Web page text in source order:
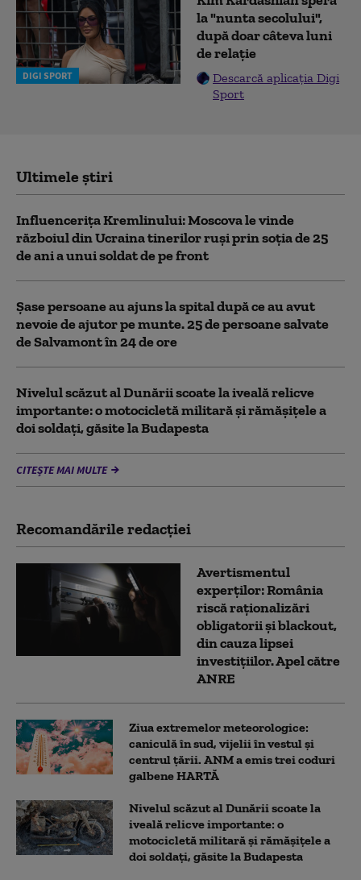
DIGI SPORT
la "nunta secolului",
după doar câteva luni
de relație
Descarcă aplicația Digi
Sport
Ultimele știri
Influencerița Kremlinului: Moscova le vinde
războiul din Ucraina tinerilor ruși prin soția de 25
de ani a unui soldat de pe front
Șase persoane au ajuns la spital după ce au avut
nevoie de ajutor pe munte. 25 de persoane salvate
de Salvamont în 24 de ore
Nivelul scăzut al Dunării scoate la iveală relicve
importante: o motocicletă militară și rămășițele a
doi soldați, găsite la Budapesta
CITEȘTE MAI MULTE
Recomandările redacţiei
Avertismentul
experților: România
riscă raționalizări
obligatorii și blackout,
din cauza lipsei
investițiilor. Apel către
ANRE
Ziua extremelor meteorologice:
caniculă în sud, vijelii în vestul și
centrul țării. ANM a emis trei coduri
galbene HARTĂ
Nivelul scăzut al Dunării scoate la
iveală relicve importante: o
motocicletă militară și rămășițele a
doi soldați, găsite la Budapesta